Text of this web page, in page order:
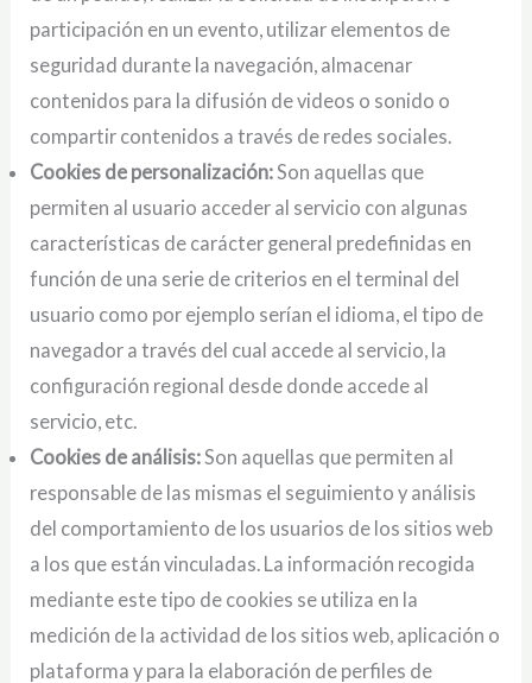
participación en un evento, utilizar elementos de
seguridad durante la navegación, almacenar
contenidos para la difusión de videos o sonido o
compartir contenidos a través de redes sociales.
Cookies de personalización: Son aquellas que
permiten al usuario acceder al servicio con algunas
características de carácter general predefinidas en
función de una serie de criterios en el terminal del
usuario como por ejemplo serían el idioma, el tipo de
navegador a través del cual accede al servicio, la
configuración regional desde donde accede al
servicio, etc.
Cookies de análisis: Son aquellas que permiten al
responsable de las mismas el seguimiento y análisis
del comportamiento de los usuarios de los sitios web
a los que están vinculadas. La información recogida
mediante este tipo de cookies se utiliza en la
medición de la actividad de los sitios web, aplicación o
plataforma y para la elaboración de perfiles de